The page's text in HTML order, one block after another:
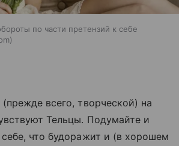
по части претензий к себе
(прежде всего, творческой) на
Тельцы. Подумайте и
себе, что будоражит и (в хорошем